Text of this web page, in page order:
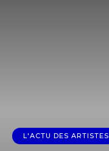
L'ACTU DES ARTISTES